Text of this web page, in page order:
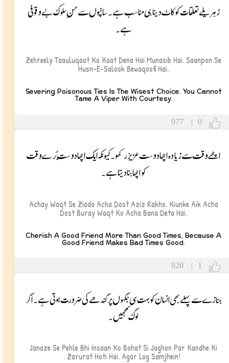
زہریلے تعلقات کو کاٹ دینا ہی مناسب ہے۔ سانپوں سے حسنِ سلوک بے وقوفی
ہے۔
Zehreely Taauluqaat Ko Kaat Dena Hai Munasib Hai. Saanpon Se
Husn-E-Salook Bewaqoofi Hai.
Severing Poisonous Ties Is The Wisest Choice. You Cannot
Tame A Viper With Courtesy.
977 | 0
اچھے وقت سے زیادہ اچھا دوست عزیز رکھو۔ کیونکہ ایک اچھا دوست بُرے وقت
کو اچھا بنا دیتا ہے۔
Achay Waqt Se Ziada Acha Dost Aziz Rakho. Kiunke Aik Acha
Dost Buray Waqt Ko Acha Bana Deta Hai.
Cherish A Good Friend More Than Good Times, Because A
Good Friend Makes Bad Times Good.
820 | 1
جنازے سے پہلے بھی انسان کو بہت سی جگہوں پر کندھے کی ضرورت ہوتی ہے۔ اگر
لوگ سمجھیں۔
Janaze Se Pehle Bhi Insaan Ko Bohat Si Jaghon Par Kandhe Ki
Zarurat Hoti Hai. Agar Log Samjhein!